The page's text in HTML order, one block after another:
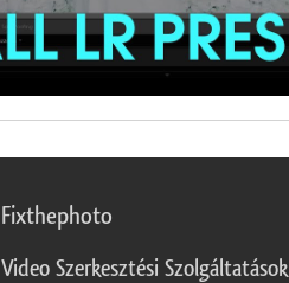
Fixthephoto
Video Szerkesztési Szolgáltatások